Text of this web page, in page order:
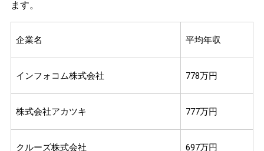
ます。
企業名 平均年収
インフォコム株式会社 778万円
株式会社アカツキ 777万円
クルーズ株式会社 697万円